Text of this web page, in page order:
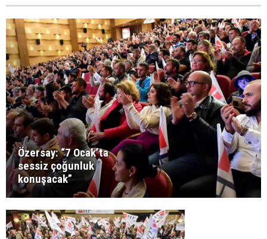
Özersay: “7 Ocak’ta
sessiz çoğunluk
konuşacak”